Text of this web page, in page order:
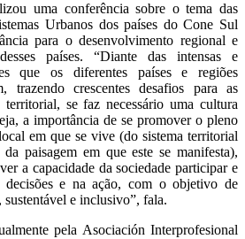
uma conferência sobre o tema das
Urbanos dos países do Cone Sul
para o desenvolvimento regional e
países. “Diante das intensas e
que os diferentes países e regiões
trazendo crescentes desafios para as
se faz necessário uma cultura
a importância de se promover o pleno
em que se vive (do sistema territorial
paisagem em que este se manifesta),
a capacidade da sociedade participar e
decisões e na ação, com o objetivo de
e inclusivo”, fala.
pela Asociación Interprofesional